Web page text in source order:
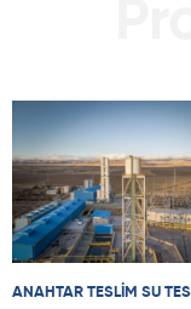
ANAHTAR TESLIM SU